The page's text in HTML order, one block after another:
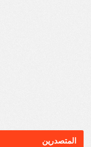
المتصدرين